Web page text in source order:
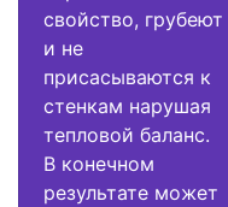
свойство, грубеют
и не
присасываются к
стенкам нарушая
тепловой баланс.
В конечном
результате может